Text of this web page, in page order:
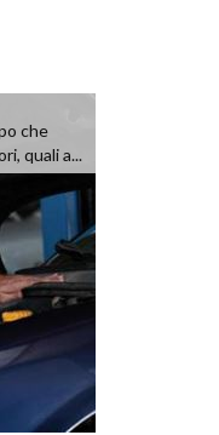
che
quali a...